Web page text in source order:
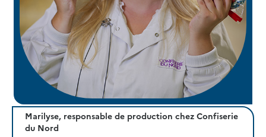
Marilyse, responsable de production chez Confiserie
du Nord